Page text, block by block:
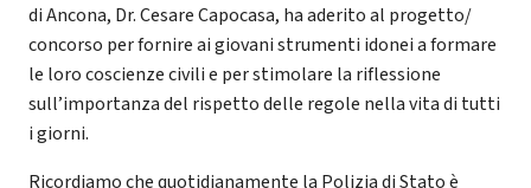
di Ancona, Dr. Cesare Capocasa, ha aderito al progetto/
concorso per fornire ai giovani strumenti idonei a formare
le loro coscienze civili e per stimolare la riflessione
sull’importanza del rispetto delle regole nella vita di tutti
i giorni.
Ricordiamo che quotidianamente la Polizia di Stato è